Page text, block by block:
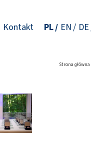
Kontakt PL EN DE
Strona główna